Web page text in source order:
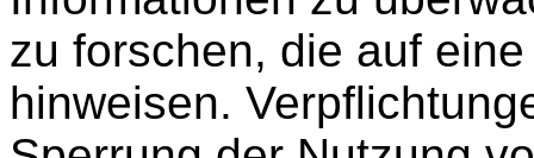
zu forschen, die auf
hinweisen.